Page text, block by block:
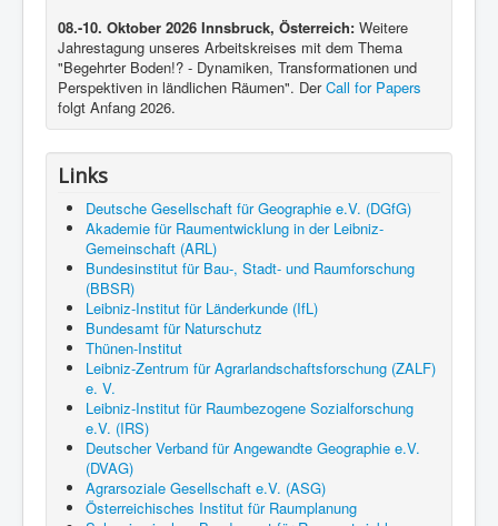
08.-10. Oktober 2026 Innsbruck, Österreich: Weitere
Jahrestagung unseres Arbeitskreises mit dem Thema
"Begehrter Boden!? - Dynamiken, Transformationen und
Perspektiven in ländlichen Räumen". DerCall for Papers
folgt Anfang 2026.
Links
Deutsche Gesellschaft für Geographie e.V. (DGfG)
Akademie für Raumentwicklung in der Leibniz-
Gemeinschaft (ARL)
Bundesinstitut für Bau-, Stadt- und Raumforschung
(BBSR)
Leibniz-Institut für Länderkunde (IfL)
Bundesamt für Naturschutz
Thünen-Institut
Leibniz-Zentrum für Agrarlandschaftsforschung (ZALF)
e. V.
Leibniz-Institut für Raumbezogene Sozialforschung
e.V. (IRS)
Deutscher Verband für Angewandte Geographie e.V.
(DVAG)
Agrarsoziale Gesellschaft e.V. (ASG)
Österreichisches Institut für Raumplanung